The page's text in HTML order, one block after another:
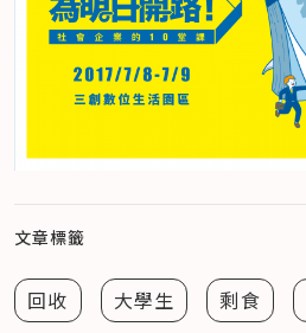
文章標籤
回收 大學生 剩食